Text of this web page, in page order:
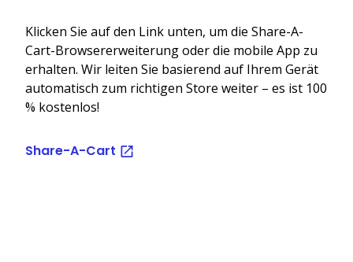
Klicken Sie auf den Link unten, um die Share-A-
Cart-Browsererweiterung oder die mobile App zu
erhalten. Wir leiten Sie basierend auf Ihrem Gerät
automatisch zum richtigen Store weiter – es ist 100
% kostenlos!
Share-A-Cart